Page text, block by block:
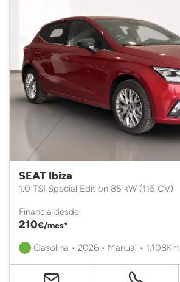
SEAT Ibiza
1.0 TSI Special Edition 85 kW (115 CV)
Financia desde
210€/mes*
Gasolina • 2026 • Manual • 1.108Km.